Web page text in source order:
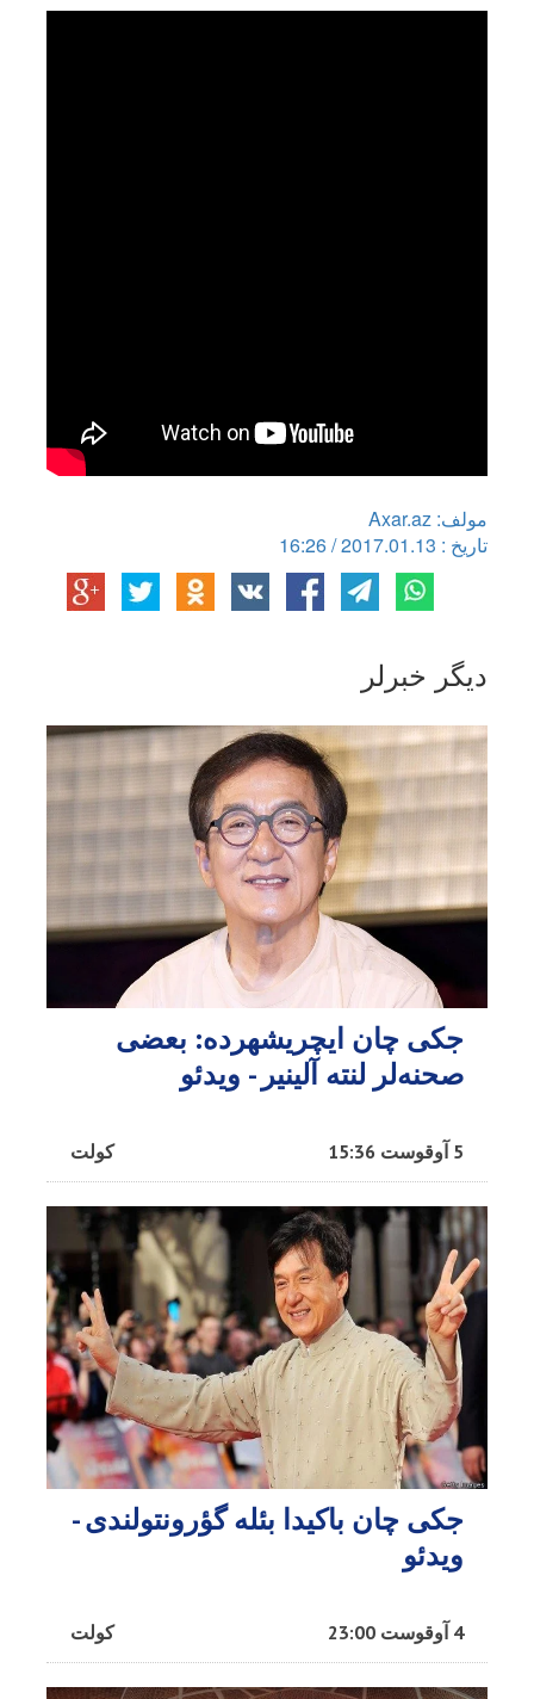
مولف: Axar.az
تاریخ : 2017.01.13 / 16:26
دیگر خبرلر
جکی چان ایچریشهرده: بعضی
صحنه‌لر لنته آلینیر - ویدئو
کولت 5 آوقوست 15:36
جکی چان باکیدا بئله گؤرونتولندی -
ویدئو
کولت 4 آوقوست 23:00